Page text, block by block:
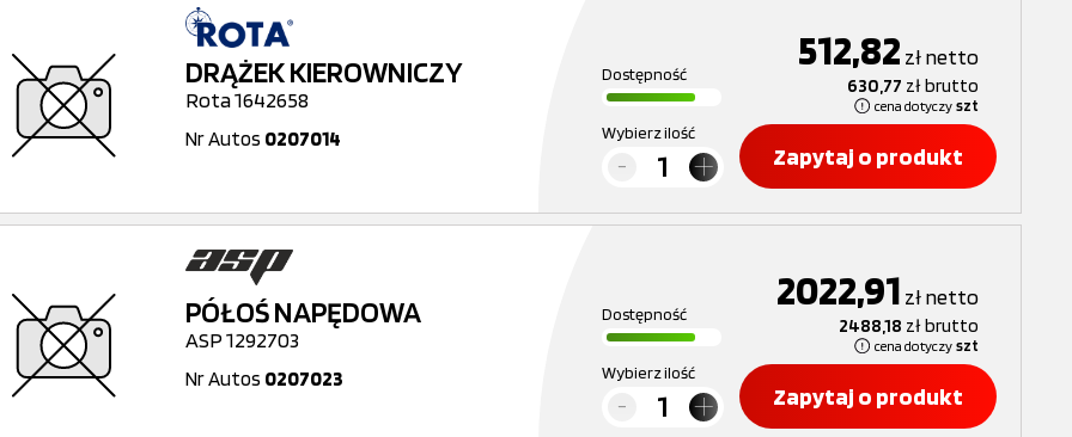
DRĄŻEK KIEROWNICZY
Rota 1642658
Nr Autos 0207014
Dostępność 512,82 złnetto
630,77 złbrutto
cena dotyczy szt
Wybierz ilość
Zapytaj o produkt
PÓŁOŚ NAPĘDOWA
ASP 1292703
Nr Autos 0207023
Dostępność 2022,91 złnetto
2488,18 złbrutto
cena dotyczy szt
Wybierz ilość
Zapytaj o produkt